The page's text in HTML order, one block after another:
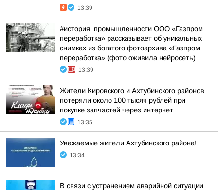
13:39
#история_промышленности ООО «Газпром
переработка» рассказывает об уникальных
снимках из богатого фотоархива «Газпром
переработка» (фото оживила нейросеть)
13:39
Жители Кировского и Ахтубинского районов
потеряли около 100 тысяч рублей при
покупке запчастей через интернет
13:35
Уважаемые жители Ахтубинского района!
13:34
В связи с устранением аварийной ситуации